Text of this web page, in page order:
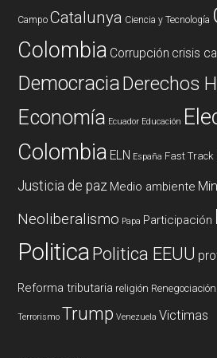
Campo Catalunya Ciencia y Tecnología
Colombia Corrupción crisis
DemocraciaDerechos
Economía Ecuador Educación
Colombia ELN España Fast Track
Justicia de paz Medio ambiente
Neoliberalismo Papa Participación
PoliticaPolitica EEUU
Reforma tributaria religión Renegociación
Terrorismo Trump Venezuela Victimas